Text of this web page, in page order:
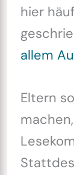
hier
allem
Eltern